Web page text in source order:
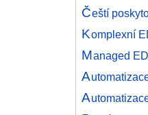
Čeští
Komplexní
Managed
A
A